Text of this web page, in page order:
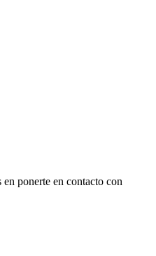
ponerte en contacto con